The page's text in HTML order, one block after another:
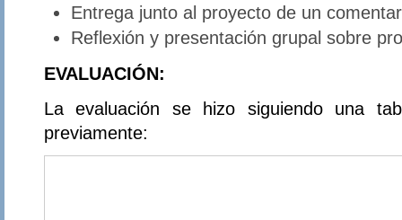
Entrega junto al proyecto de un
Reflexión y presentación grupal sobre
EVALUACIÓN:
La evaluación se hizo siguiendo una
previamente: